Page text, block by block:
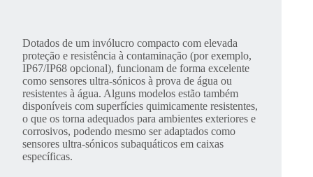
Dotados de um invólucro compacto com elevada
proteção e resistência à contaminação (por exemplo,
IP67/IP68 opcional), funcionam de forma excelente
como sensores ultra-sónicos à prova de água ou
resistentes à água. Alguns modelos estão também
disponíveis com superfícies quimicamente resistentes,
o que os torna adequados para ambientes exteriores e
corrosivos, podendo mesmo ser adaptados como
sensores ultra-sónicos subaquáticos em caixas
específicas.